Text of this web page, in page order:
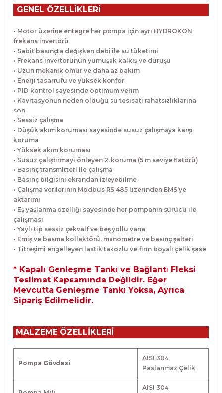
GENEL ÖZELLİKLERİ
• Motor üzerine entegre her pompa için ayrı HYDROKON
frekans invertörü
• Sabit basınçta değişken debi ile su tüketimi
• Frekans invertörünün yumuşak kalkış ve duruşu
• Uzun mekanik ömür ve daha az bakım
• Enerji tasarrufu ve yüksek konfor
• PID kontrol sayesinde optimum verim
• Kavitasyonun neden olduğu su tesisatı rahatsızlıklarına
son
• Sessiz çalışma
• Düşük akım koruması sayesinde susuz çalışmaya karşı
koruma
• Yüksek akım koruması
• Susuz çalıştırmayı önleyen 2. koruma (5 m seviye flatörü)
• Basınç transmitteri ile çalışma
• Basınç bilgisini ekrandan izleyebilme
• Çalışma verilerinin Modbus RS 485 üzerinden BMS'ye
aktarımı
• Eş yaşlanma özelliği sayesinde her pompanın sürücü ile
çalışması
• Yaylı tip sessiz çekvalf ve beş yollu vana
• Emiş ve basma kollektörü, manometre ve basınç şalteri
• Titreşimi engelleyen lastik takozlu ve fırın boyalı çelik şase
* Kapalı Genleşme Tankı ve Bağlantı Fleksi
Teslimat Kapsamında Değildir. Eğer
Mevcutta Genleşme Tankı Yoksa, Ayrıca
Sipariş Edilmelidir.
MALZEME ÖZELLİKLERİ
Pompa Gövdesi
AISI 304
Paslanmaz Çelik
AISI 304